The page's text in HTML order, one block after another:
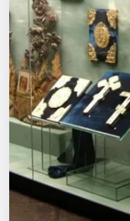
Города
Площадки
Артисты
Рейтинги